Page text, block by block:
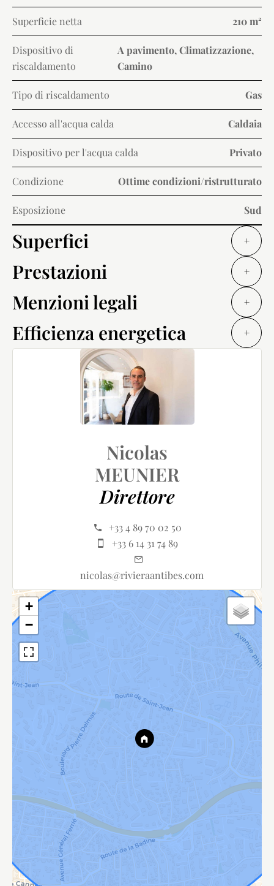
Superficie netta 210 m²
Dispositivo di
riscaldamento
A pavimento, Climatizzazione,
Camino
Tipo di riscaldamento Gas
Accesso all'acqua calda Caldaia
Dispositivo per l'acqua calda Privato
Condizione Ottime condizioni/ristrutturato
Esposizione Sud
Superfici +
Prestazioni +
Menzioni legali +
Efficienza energetica +
Nicolas
MEUNIER
Direttore
+33 4 89 70 02 50
+33 6 14 31 74 89
nicolas@rivieraantibes.com
+
−